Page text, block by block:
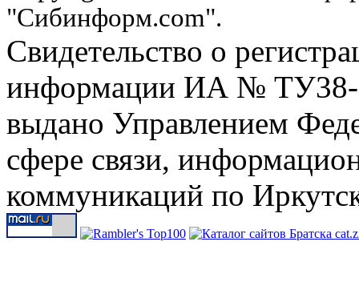
"Сибинформ.com".
Свидетельство о
информации ИА № ТУ38-
выдано Управлением
сфере связи,
коммуникаций по